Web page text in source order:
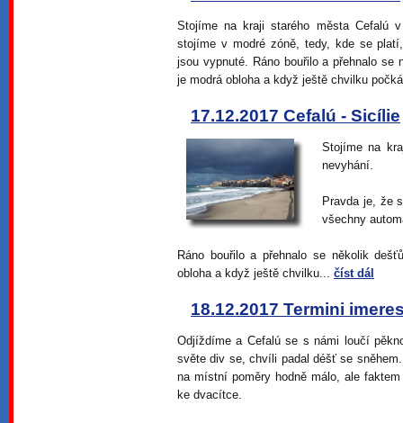
Stojíme na kraji starého města Cefalú
stojíme v modré zóně, tedy, kde se
jsou vypnuté. Ráno bouřilo a přehnalo
je modrá obloha a když ještě chvilku
17.12.2017 Cefalú - Sicílie
Stojíme na
nevyhání.
Pravda je, že
všechny
Ráno bouřilo a přehnalo se několik
obloha a když ještě chvilku... číst dál
18.12.2017 Termini
Odjíždíme a Cefalú se s námi loučí
světe div se, chvíli padal déšť se
na místní poměry hodně málo, ale
ke dvacítce.